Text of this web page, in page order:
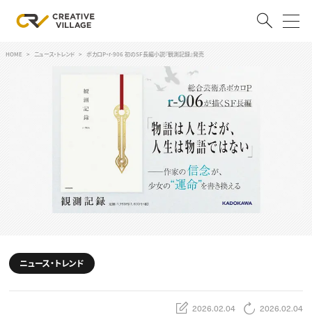
ログイン 会員登録
クリエイター求人を探す
CREATIVE JOB求人検索
特集求人
採用説明会
スキルアップしたい！
デザイン
TOP Creator’s コラム
HOME ニュース・トレンド ボカロP・r-906 初のSF長編小説『観測記録』発売
ニュース・トレンド
2026.02.04 2026.02.04